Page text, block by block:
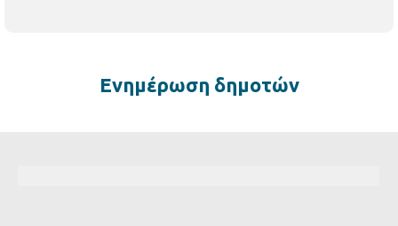
Ενημέρωση δημοτών